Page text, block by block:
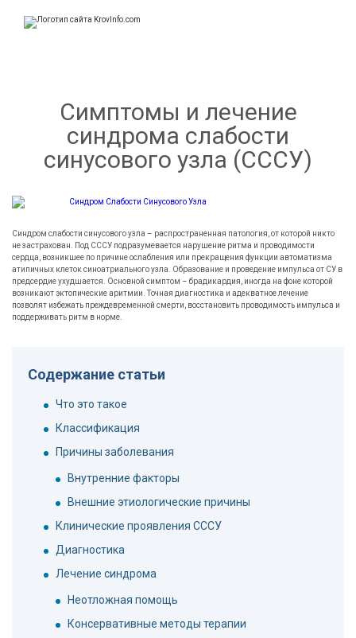
Симптомы и лечение
синдрома слабости
синусового узла (СССУ)
Синдром слабости синусового узла – распространенная патология, от которой никто
не застрахован. Под СССУ подразумевается нарушение ритма и проводимости
сердца, возникшее по причине ослабления или прекращения функции автоматизма
атипичных клеток синоатриального узла. Образование и проведение импульса от СУ в
предсердие ухудшается. Основной симптом – брадикардия, иногда на фоне которой
возникают эктопические аритмии. Точная диагностика и адекватное лечение
позволят избежать преждевременной смерти, восстановить проводимость импульса и
поддерживать ритм в норме.
Содержание статьи
Что это такое
Классификация
Причины заболевания
Внутренние факторы
Внешние этиологические причины
Клинические проявления СССУ
Диагностика
Лечение синдрома
Неотложная помощь
Консервативные методы терапии